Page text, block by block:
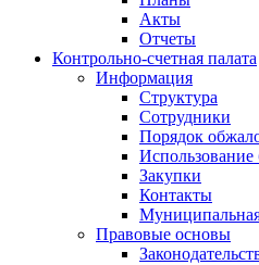
Акты
Отчеты
Контрольно-счетная палата
Информация
Структура
Сотрудники
Порядок
Закупки
Контакты
Правовые основы